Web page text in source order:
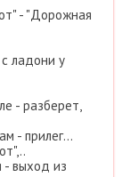
- "Дорожная
ладони у
- разберет,
- прилег...
- выход из